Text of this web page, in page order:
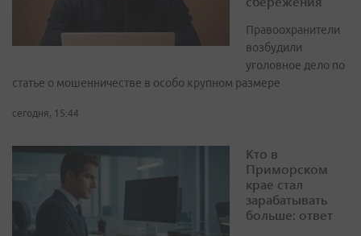
Правоохранители
возбудили
уголовное дело по
статье о мошенничестве в особо крупном размере
сегодня, 15:44
Кто в
Приморском
крае стал
зарабатывать
больше: ответ